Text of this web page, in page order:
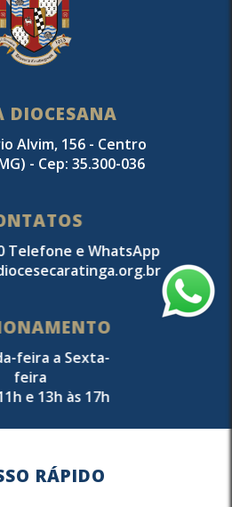
DIOCESANA
Alvim, 156 - Centro
- Cep: 35.300-036
Telefone e WhatsApp
feira a Sexta-
feira
e 13h às 17h
RÁPIDO